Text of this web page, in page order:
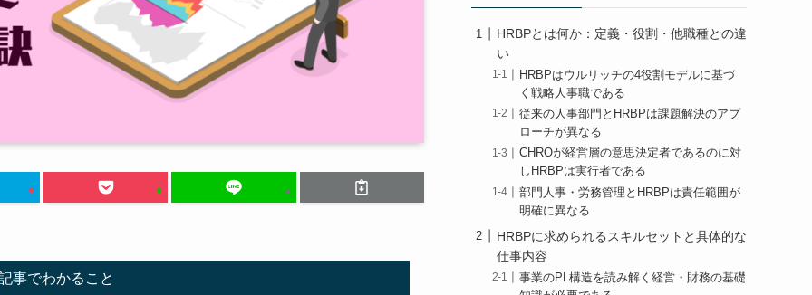
事でわかること
HRBPとは何か：定義・役割・他職種との違
い
HRBPはウルリッチの4役割モデルに基づ
く戦略人事職である
従来の人事部門とHRBPは課題解決のアプ
ローチが異なる
CHROが経営層の意思決定者であるのに対
しHRBPは実行者である
部門人事・労務管理とHRBPは責任範囲が
明確に異なる
HRBPに求められるスキルセットと具体的な
仕事内容
事業のPL構造を読み解く経営・財務の基礎